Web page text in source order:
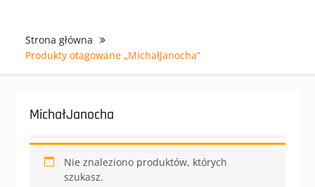
Strona główna
Produkty otagowane „MichałJanocha”
MichałJanocha
Nie znaleziono produktów, których
szukasz.